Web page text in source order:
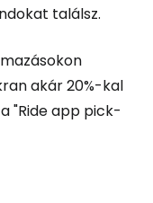
találsz.
akár 20%-kal
"Ride app pick-